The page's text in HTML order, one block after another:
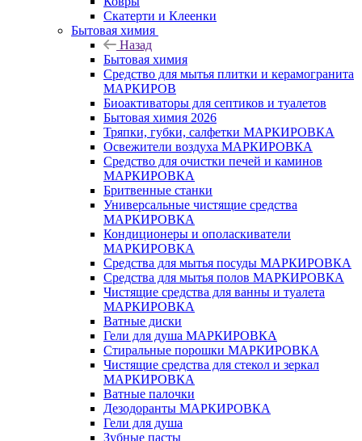
Скатерти и Клеенки
Бытовая химия
Назад
Бытовая химия
Средство для мытья плитки и керамогранита
МАРКИРОВ
Биоактиваторы для септиков и туалетов
Бытовая химия 2026
Тряпки, губки, салфетки МАРКИРОВКА
Освежители воздуха МАРКИРОВКА
Средство для очистки печей и каминов
МАРКИРОВКА
Бритвенные станки
Универсальные чистящие средства
МАРКИРОВКА
Кондиционеры и ополаскиватели
МАРКИРОВКА
Средства для мытья посуды МАРКИРОВКА
Средства для мытья полов МАРКИРОВКА
Чистящие средства для ванны и туалета
МАРКИРОВКА
Ватные диски
Гели для душа МАРКИРОВКА
Стиральные порошки МАРКИРОВКА
Чистящие средства для стекол и зеркал
МАРКИРОВКА
Ватные палочки
Дезодоранты МАРКИРОВКА
Гели для душа
Зубные пасты